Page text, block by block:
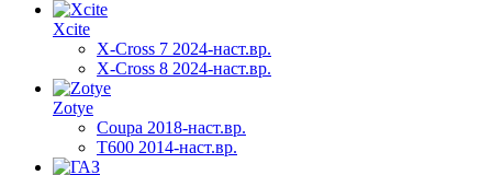
Xcite
X-Cross 7 2024-наст.вр.
X-Cross 8 2024-наст.вр.
Zotye
Coupa 2018-наст.вр.
T600 2014-наст.вр.